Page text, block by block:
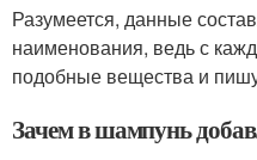
Разумеется, данные
наименования, ведь с
подобные вещества и
Зачем в шампунь